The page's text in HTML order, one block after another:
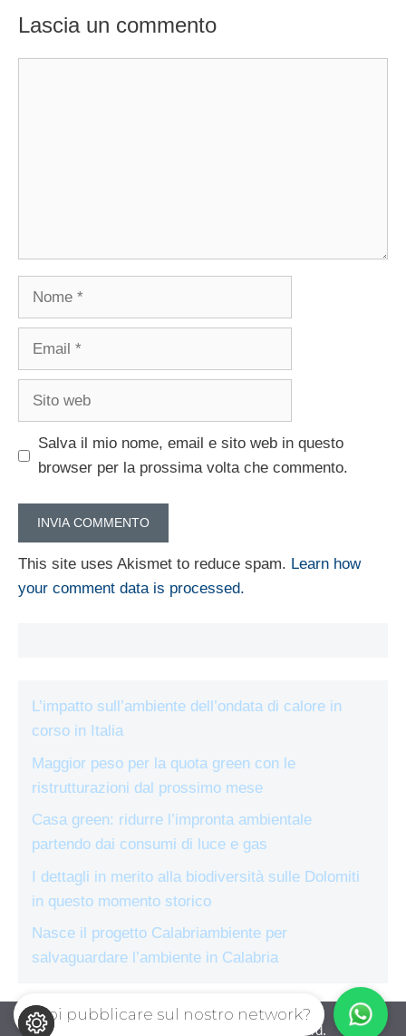
Lascia un commento
Nome
Email
Sito
Salva il mio nome, email e sito web in questo
browser per la prossima volta che commento.
This site uses Akismet to reduce spam. Learn how
your comment data is processed.
L’impatto sull’ambiente dell’ondata di calore in
corso in Italia
Maggior peso per la quota green con le
ristrutturazioni dal prossimo mese
Casa green: ridurre l’impronta ambientale
partendo dai consumi di luce e gas
I dettagli in merito alla biodiversità sulle Dolomiti
in questo momento storico
Nasce il progetto Calabriambiente per
salvaguardare l’ambiente in Calabria
ecologiae.com © 2026. All right reserverd.
Vuoi pubblicare sul nostro network?